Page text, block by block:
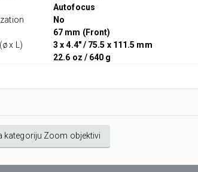
Autofocus
No
67 mm (Front)
x L)
3 x 4.4" / 75.5 x 111.5 mm
22.6 oz / 640 g
kategoriju Zoom objektivi